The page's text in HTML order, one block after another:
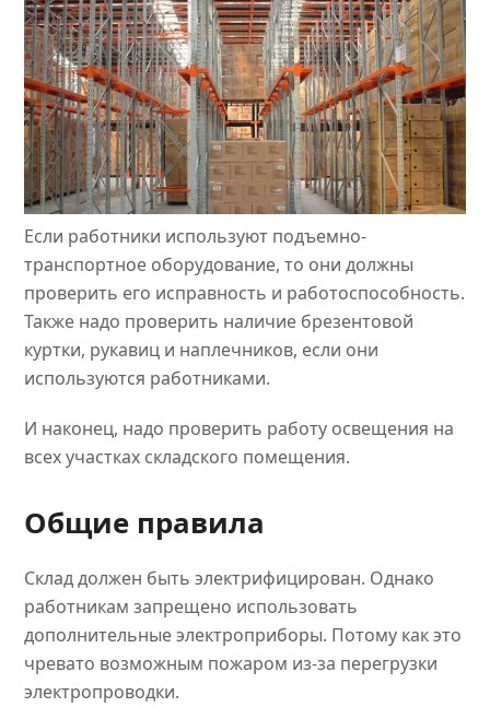
Если работники используют подъемно-
транспортное оборудование, то они должны
проверить его исправность и работоспособность.
Также надо проверить наличие брезентовой
куртки, рукавиц и наплечников, если они
используются работниками.
И наконец, надо проверить работу освещения на
всех участках складского помещения.
Общие правила
Склад должен быть электрифицирован. Однако
работникам запрещено использовать
дополнительные электроприборы. Потому как это
чревато возможным пожаром из-за перегрузки
электропроводки.